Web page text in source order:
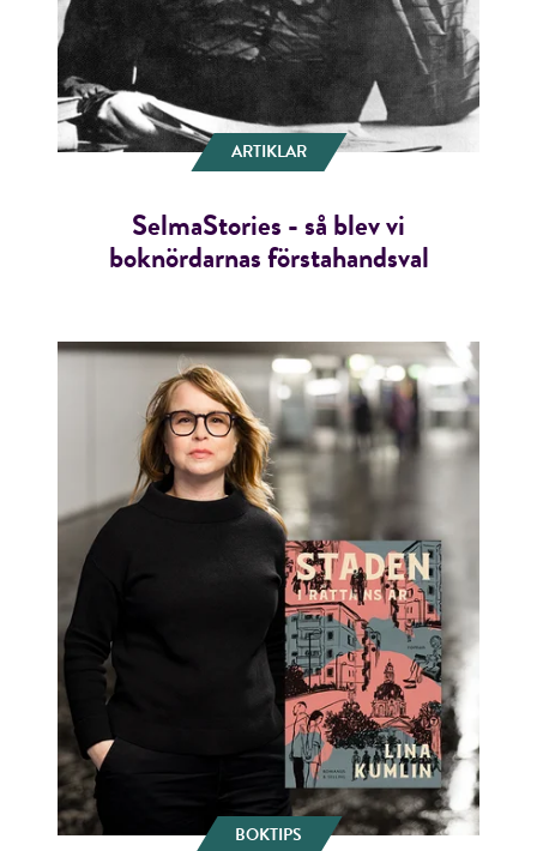
RÖSTA
Jag accepterar villkoren.
RÖSTA
ÅNGRA OCH STÄNG
ARTIKLAR
SelmaStories - så blev vi
boknördarnas förstahandsval
BOKTIPS